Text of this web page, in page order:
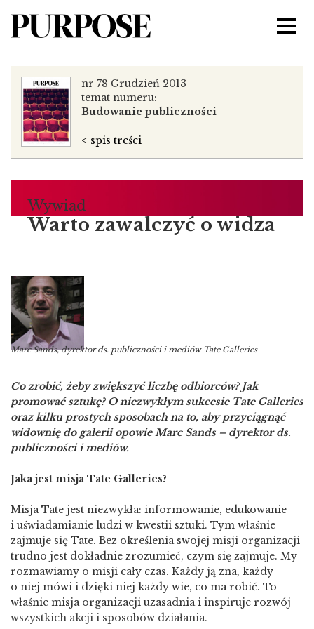
Wywiad
Warto zawalczyć o widza
Marc Sands, dyrektor ds. publiczności i mediów Tate Galleries
Co zrobić, żeby zwiększyć liczbę odbiorców? Jak
promować sztukę? O niezwykłym sukcesie Tate Galleries
oraz kilku prostych sposobach na to, aby przyciągnąć
widownię do galerii opowie Marc Sands – dyrektor ds.
publiczności i mediów.
Jaka jest misja Tate Galleries?
Misja Tate jest niezwykła: informowanie, edukowanie
i uświadamianie ludzi w kwestii sztuki. Tym właśnie
zajmuje się Tate. Bez określenia swojej misji organizacji
trudno jest dokładnie zrozumieć, czym się zajmuje. My
rozmawiamy o misji cały czas. Każdy ją zna, każdy
o niej mówi i dzięki niej każdy wie, co ma robić. To
właśnie misja organizacji uzasadnia i inspiruje rozwój
wszystkich akcji i sposobów działania.
nr 78 Grudzień 2013
temat numeru:
Budowanie publiczności
< spis treści